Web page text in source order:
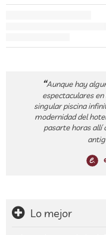
Aunque hay
espectaculares en
singular piscina
modernidad del
pasarte horas allí
Lo mejor